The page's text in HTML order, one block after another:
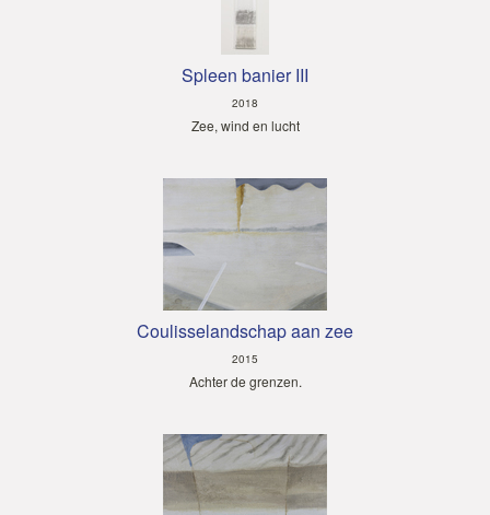
Spleen banier III
2018
Zee, wind en lucht
Coulisselandschap aan zee
2015
Achter de grenzen.